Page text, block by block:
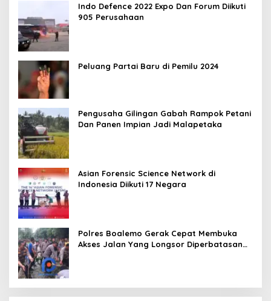
Indo Defence 2022 Expo Dan Forum Diikuti
905 Perusahaan
Peluang Partai Baru di Pemilu 2024
Pengusaha Gilingan Gabah Rampok Petani
Dan Panen Impian Jadi Malapetaka
Asian Forensic Science Network di
Indonesia Diikuti 17 Negara
Polres Boalemo Gerak Cepat Membuka
Akses Jalan Yang Longsor Diperbatasan